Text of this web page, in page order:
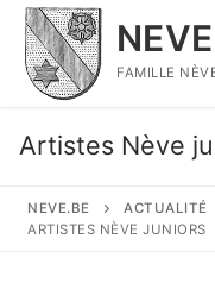
Aller
contenu
FAMILLE
Artistes Nève
NEVE.BE ACTUALITÉ
ARTISTES NÈVE JUNIORS